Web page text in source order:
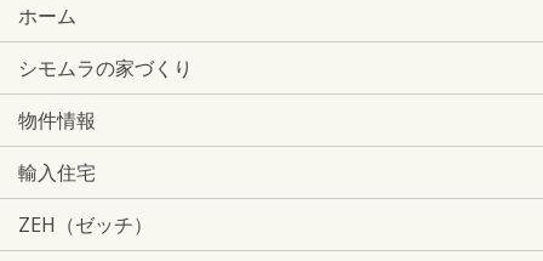
ホーム
シモムラの家づくり
物件情報
輸入住宅
ZEH（ゼッチ）